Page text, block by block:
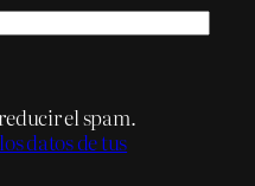
el spam.
datos de tus